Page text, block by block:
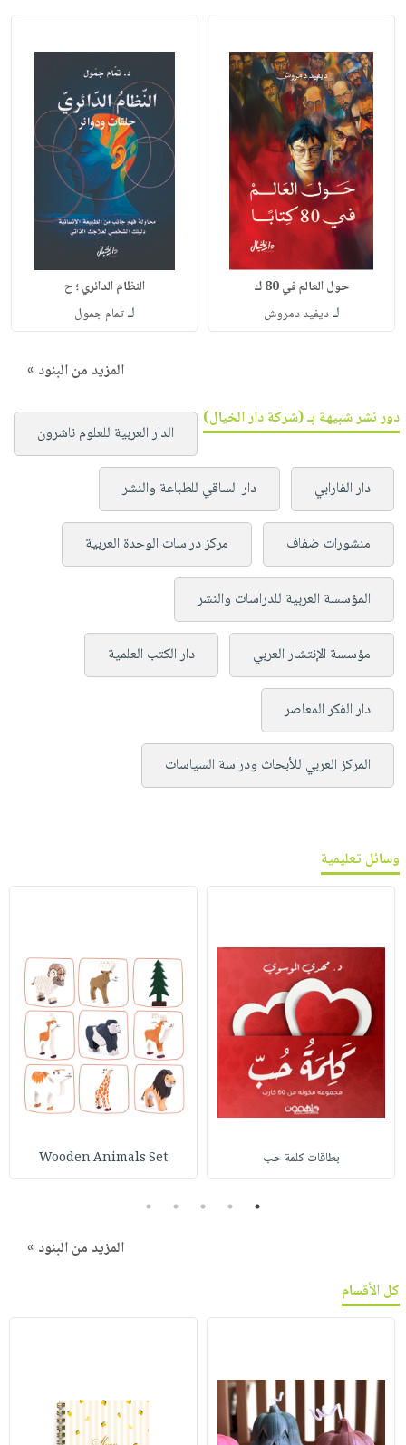
حول العالم في 80 ك
لـديفيد دمروش
النظام الدائري ؛ ح
لـتمام جمول
المزيد من البنود »
دور نشر شبيهة بـ (شركة دار الخيال)
الدار العربية للعلوم ناشرون
دار الفارابي دار الساقي للطباعة والنشر
منشورات ضفاف مركز دراسات الوحدة العربية
المؤسسة العربية للدراسات والنشر
مؤسسة الإنتشار العربي دار الكتب العلمية
دار الفكر المعاصر
المركز العربي للأبحاث ودراسة السياسات
وسائل تعليمية
بطاقات كلمة حب Wooden Animals Set
1
2
3
4
5
المزيد من البنود »
كل الأقسام